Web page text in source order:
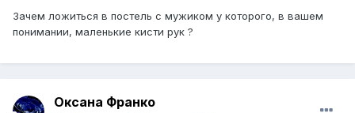
Зачем ложиться в постель с мужиком у которого, в вашем
понимании, маленькие кисти рук ?
Оксана Франко